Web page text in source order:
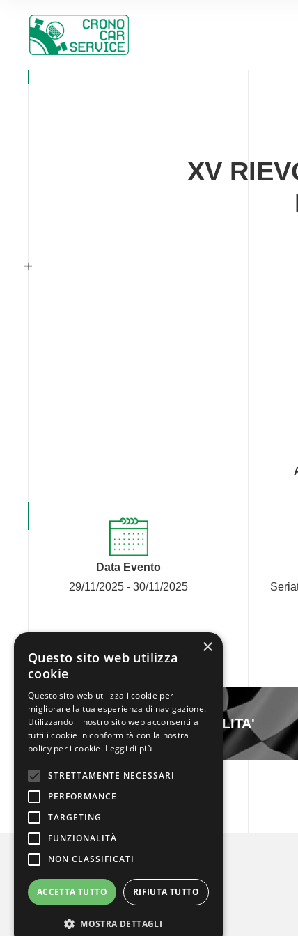
XV
Data Evento
29/11/2025 - 30/11/2025
RISULTATI PROVE DI ABILITA'
×
Questo sito web utilizza
cookie
Questo sito web utilizza i cookie per
migliorare la tua esperienza di navigazione.
Utilizzando il nostro sito web acconsenti a
tutti i cookie in conformità con la nostra
policy per i cookie. Leggi di più
STRETTAMENTE NECESSARI
PERFORMANCE
TARGETING
FUNZIONALITÀ
NON CLASSIFICATI
ACCETTA TUTTO RIFIUTA TUTTO
MOSTRA DETTAGLI